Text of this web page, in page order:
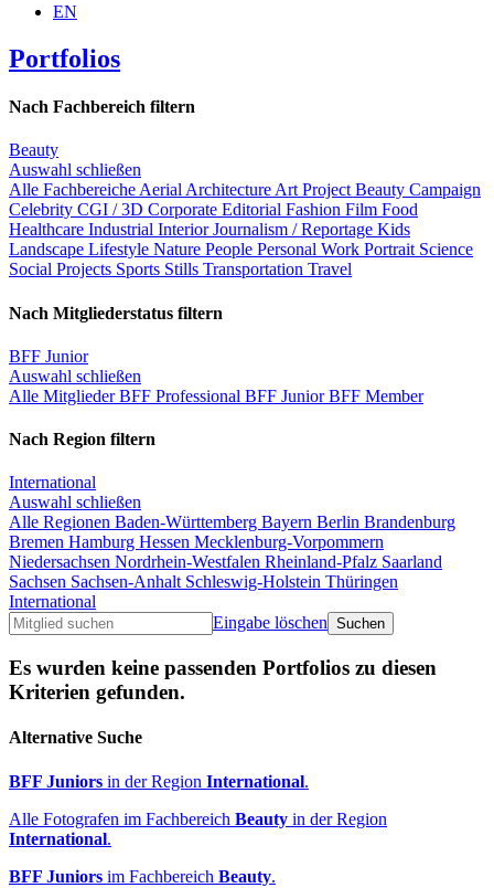
EN
Portfolios
Nach Fachbereich filtern
Beauty
Auswahl schließen
Alle Fachbereiche Aerial Architecture Art Project Beauty Campaign
Celebrity CGI / 3D Corporate Editorial Fashion Film Food
Healthcare Industrial InteriorJournalism / Reportage Kids
Landscape Lifestyle Nature People Personal Work Portrait Science
Social Projects Sports Stills Transportation Travel
Nach Mitgliederstatus filtern
BFF Junior
Auswahl schließen
Alle MitgliederBFF Professional BFF JuniorBFF Member
Nach Region filtern
International
Auswahl schließen
Alle Regionen Baden-Württemberg Bayern Berlin Brandenburg
Bremen Hamburg Hessen Mecklenburg-Vorpommern
Niedersachsen Nordrhein-Westfalen Rheinland-Pfalz Saarland
Sachsen Sachsen-Anhalt Schleswig-Holstein Thüringen
International
Eingabe löschen
Es wurden keine passenden Portfolios zu diesen
Kriterien gefunden.
Alternative Suche
BFF Juniors in der Region International.
Alle Fotografen im Fachbereich Beauty in der Region
International.
BFF Juniors im Fachbereich Beauty.